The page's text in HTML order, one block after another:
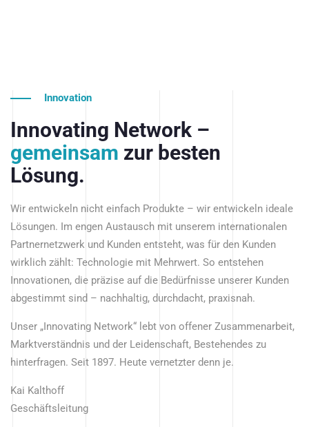
Innovation
Innovating Network –
gemeinsam zur besten
Lösung.
Wir entwickeln nicht einfach Produkte – wir entwickeln ideale
Lösungen. Im engen Austausch mit unserem internationalen
Partnernetzwerk und Kunden entsteht, was für den Kunden
wirklich zählt: Technologie mit Mehrwert. So entstehen
Innovationen, die präzise auf die Bedürfnisse unserer Kunden
abgestimmt sind – nachhaltig, durchdacht, praxisnah.
Unser „Innovating Network“ lebt von offener Zusammenarbeit,
Marktverständnis und der Leidenschaft, Bestehendes zu
hinterfragen. Seit 1897. Heute vernetzter denn je.
Kai Kalthoff
Geschäftsleitung